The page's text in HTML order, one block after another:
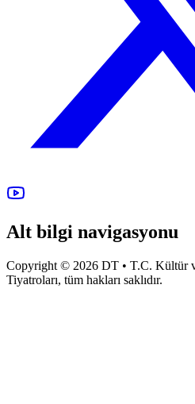
Alt bilgi navigasyonu
Copyright © 2026 DT • T.C. Kültür
Tiyatroları, tüm hakları saklıdır.